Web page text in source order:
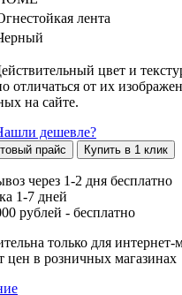
лента
цвет и
отличаться от их
на сайте.
дешевле?
прайс Купить в 1 клик
через 1-2 дня бесплатно
1-7 дней
рублей - бесплатно
только для
цен в розничных магазинах